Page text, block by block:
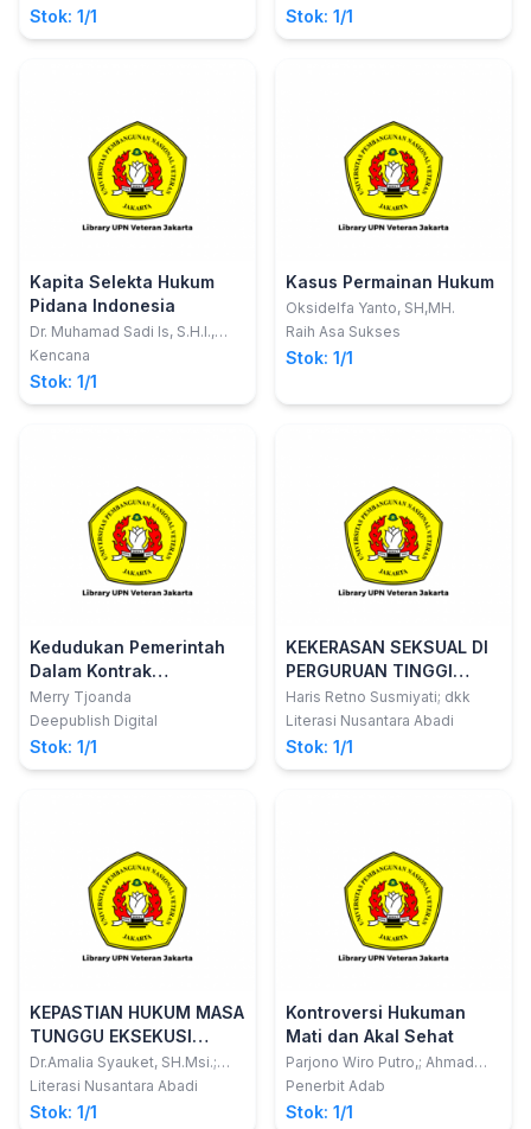
Stok: 1/1 Stok: 1/1
Kapita Selekta Hukum
Pidana Indonesia
Dr. Muhamad Sadi Is, S.H.I.,
M.H. dkk; Fadillah Mursid,
S.H., M.H.
Kencana
Stok: 1/1
Kasus Permainan Hukum
Oksidelfa Yanto, SH,MH.
Raih Asa Sukses
Stok: 1/1
Kedudukan Pemerintah
Dalam Kontrak
Pengadaan Barang Dan
Jasa
Merry Tjoanda
Deepublish Digital
Stok: 1/1
KEKERASAN SEKSUAL DI
PERGURUAN TINGGI
Dalam Perspektif Hukum
Haris Retno Susmiyati; dkk
Literasi Nusantara Abadi
Stok: 1/1
KEPASTIAN HUKUM MASA
TUNGGU EKSEKUSI
PIDANA MATI BAGI
BANDAR NARKOBA
Dr.Amalia Syauket, SH.Msi.;
dkk
Literasi Nusantara Abadi
Stok: 1/1
Kontroversi Hukuman
Mati dan Akal Sehat
Parjono Wiro Putro,; Ahmad
Ahid
Penerbit Adab
Stok: 1/1